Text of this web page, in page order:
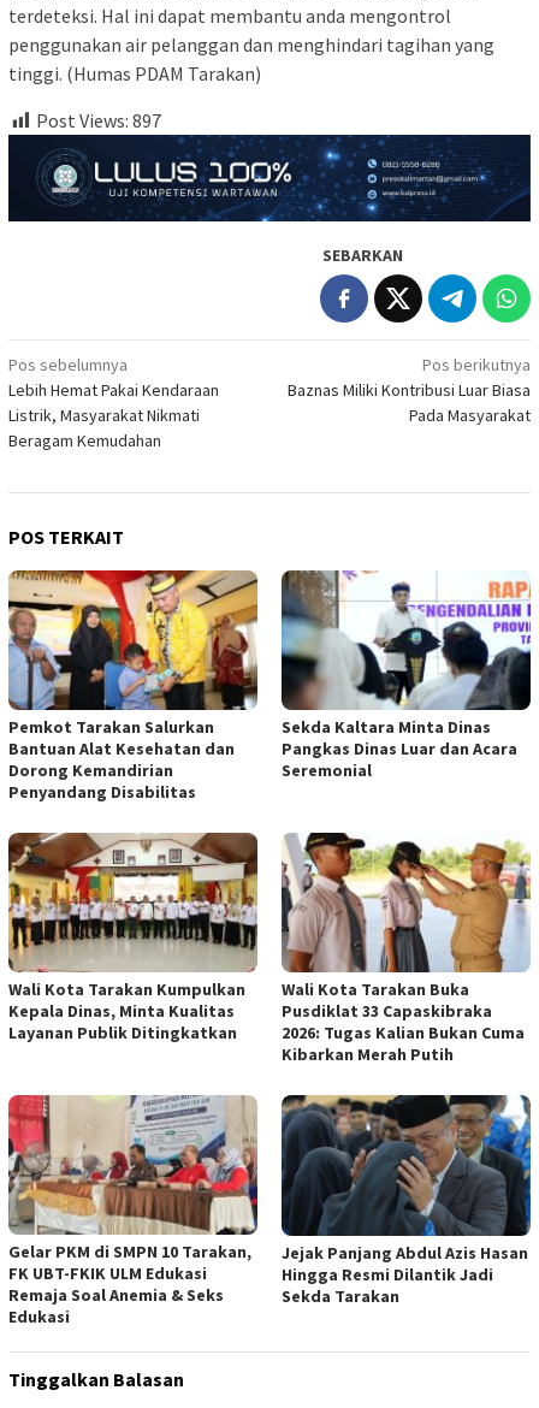
terdeteksi. Hal ini dapat membantu anda mengontrol
penggunakan air pelanggan dan menghindari tagihan yang
tinggi. (Humas PDAM Tarakan)
Post Views: 897
SEBARKAN
Navigasi
pos
Pos sebelumnya
Lebih Hemat Pakai Kendaraan
Listrik, Masyarakat Nikmati
Beragam Kemudahan
Pos berikutnya
Baznas Miliki Kontribusi Luar Biasa
Pada Masyarakat
POS TERKAIT
Pemkot Tarakan Salurkan
Bantuan Alat Kesehatan dan
Dorong Kemandirian
Penyandang Disabilitas
Sekda Kaltara Minta Dinas
Pangkas Dinas Luar dan Acara
Seremonial
Wali Kota Tarakan Kumpulkan
Kepala Dinas, Minta Kualitas
Layanan Publik Ditingkatkan
Wali Kota Tarakan Buka
Pusdiklat 33 Capaskibraka
2026: Tugas Kalian Bukan Cuma
Kibarkan Merah Putih
Gelar PKM di SMPN 10 Tarakan,
FK UBT-FKIK ULM Edukasi
Remaja Soal Anemia & Seks
Edukasi
Jejak Panjang Abdul Azis Hasan
Hingga Resmi Dilantik Jadi
Sekda Tarakan
Tinggalkan Balasan